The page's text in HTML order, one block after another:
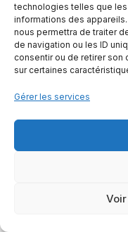
technologies telles que
informations des
nous permettra de traiter
de navigation ou les ID
consentir ou de retirer
sur certaines
Gérer les services